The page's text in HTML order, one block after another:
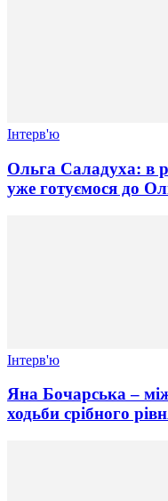
Інтерв'ю
Ольга Саладуха: в
уже готуємося до
Інтерв'ю
Яна Бочарська –
ходьби срібного